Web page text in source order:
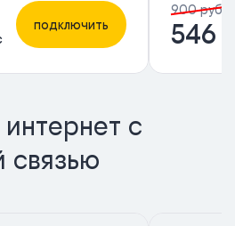
подключить
900 руб/
546
с
связью